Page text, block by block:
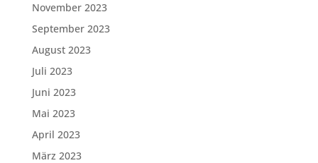
November 2023
September 2023
August 2023
Juli 2023
Juni 2023
Mai 2023
April 2023
März 2023